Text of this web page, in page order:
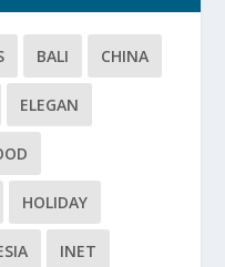
BALI CHINA
ELEGAN
HOLIDAY
INET